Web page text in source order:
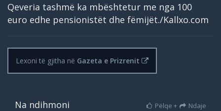
Qeveria tashmë ka mbështetur me nga 100
euro edhe pensionistët dhe fëmijët./Kallxo.com
Lexoni të gjitha në Gazeta e Prizrenit
Na ndihmoni Pëlqe + Ndaje